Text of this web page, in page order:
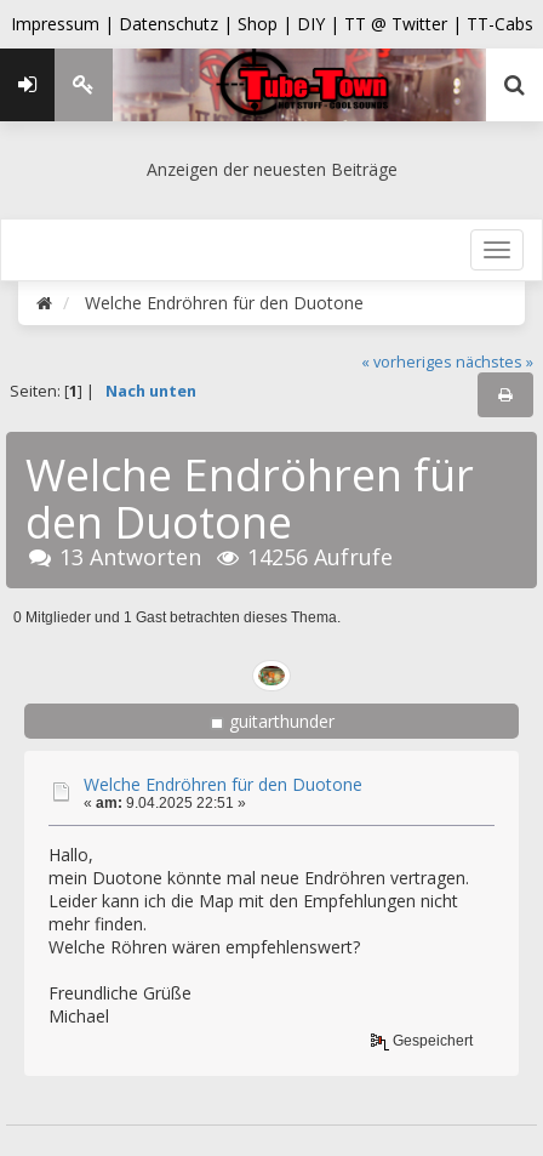
Impressum | Datenschutz | Shop | DIY | TT @ Twitter | TT-Cabs
Anzeigen der neuesten Beiträge
Welche Endröhren für den Duotone
« vorheriges nächstes »
Seiten: [1] | Nach unten
Welche Endröhren für
den Duotone
13 Antworten 14256 Aufrufe
0 Mitglieder und 1 Gast betrachten dieses Thema.
guitarthunder
Welche Endröhren für den Duotone
« am: 9.04.2025 22:51 »
Hallo,
mein Duotone könnte mal neue Endröhren vertragen.
Leider kann ich die Map mit den Empfehlungen nicht
mehr finden.
Welche Röhren wären empfehlenswert?
Freundliche Grüße
Michael
Gespeichert